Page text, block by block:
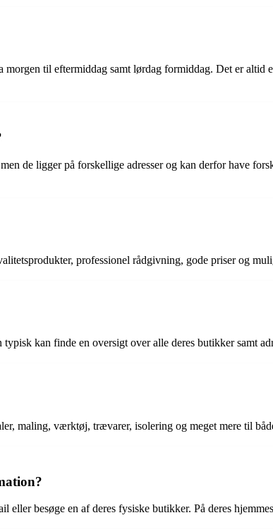
til eftermiddag samt lørdag formiddag. Det er altid
de ligger på forskellige adresser og kan derfor have
professionel rådgivning, gode priser og
kan finde en oversigt over alle deres butikker samt
maling, værktøj, trævarer, isolering og meget mere til
besøge en af deres fysiske butikker. På deres